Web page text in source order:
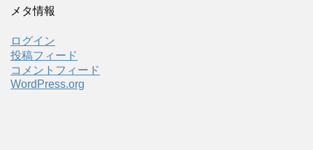
カ
ブ
メタ情報
ログイン
投稿フィード
コメントフィード
WordPress.org